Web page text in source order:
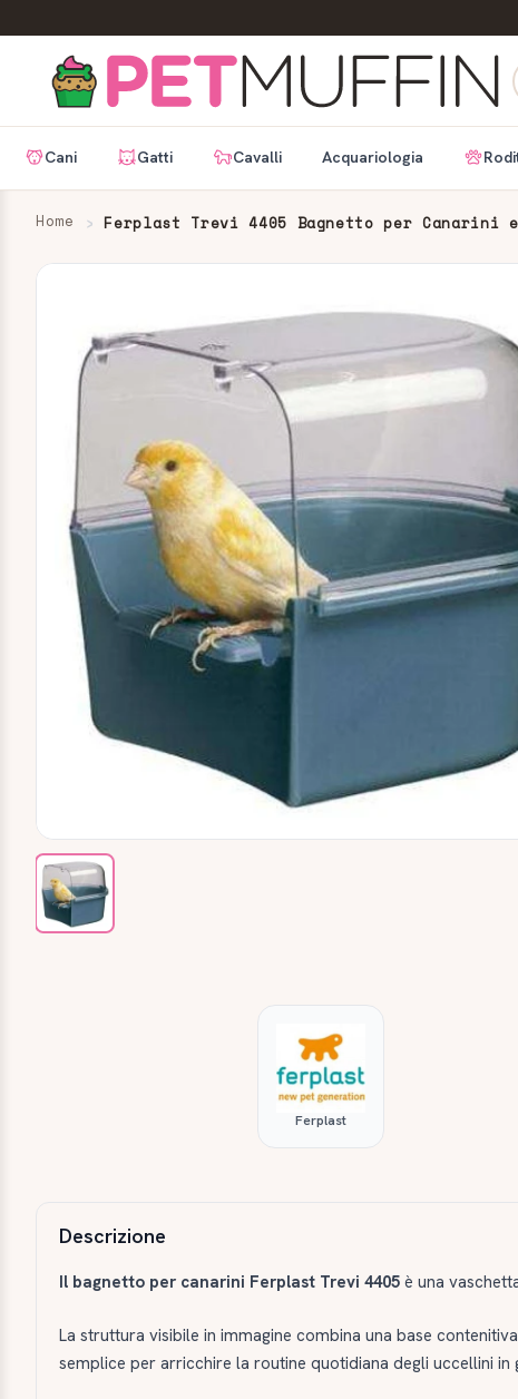
Cani Gatti Cavalli Acquariologia
Home Ferplast Trevi 4405 Bagnetto per
Ferplast
Descrizione
Il bagnetto per canarini Ferplast Trevi 4405 è una
La struttura visibile in immagine combina una base
semplice per arricchire la routine quotidiana degli uccellini in